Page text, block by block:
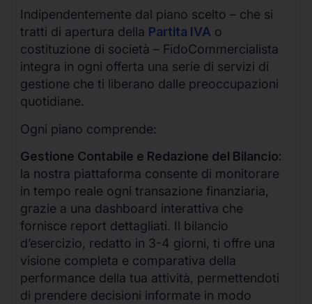
Indipendentemente dal piano scelto – che si
tratti di apertura della Partita IVA o
costituzione di società – FidoCommercialista
integra in ogni offerta una serie di servizi di
gestione che ti liberano dalle preoccupazioni
quotidiane.
Ogni piano comprende:
Gestione Contabile e Redazione del Bilancio:
la nostra piattaforma consente di monitorare
in tempo reale ogni transazione finanziaria,
grazie a una dashboard interattiva che
fornisce report dettagliati. Il bilancio
d’esercizio, redatto in 3-4 giorni, ti offre una
visione completa e comparativa della
performance della tua attività, permettendoti
di prendere decisioni informate in modo